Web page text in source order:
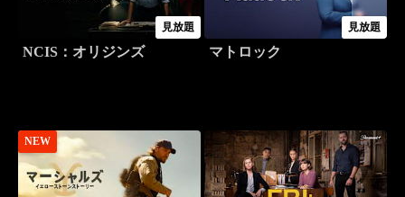
見放題
NCIS：オリジンズ
見放題
マトロック
NEW